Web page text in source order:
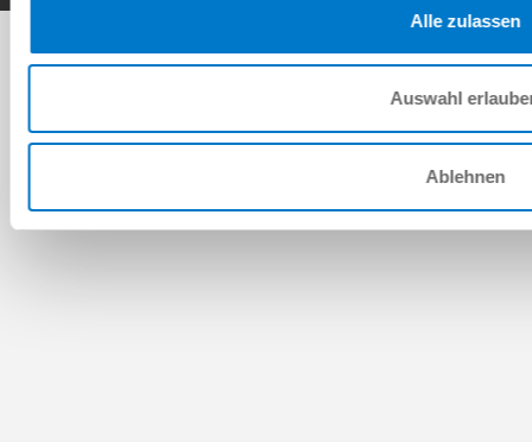
Alle zulassen
Auswahl
Ablehnen